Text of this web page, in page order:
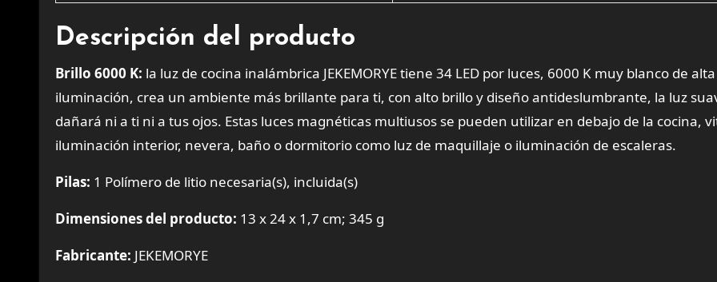
Descripción del producto
Brillo 6000 K: la luz de cocina inalámbrica JEKEMORYE tiene 34 LED por luces, 6000 K muy blanco de alta
iluminación, crea un ambiente más brillante para ti, con alto brillo y diseño antideslumbrante, la luz
dañará ni a ti ni a tus ojos. Estas luces magnéticas multiusos se pueden utilizar en debajo de la cocina,
iluminación interior, nevera, baño o dormitorio como luz de maquillaje o iluminación de escaleras.
Pilas: 1 Polímero de litio necesaria(s), incluida(s)
Dimensiones del producto: 13 x 24 x 1,7 cm; 345 g
Fabricante: JEKEMORYE